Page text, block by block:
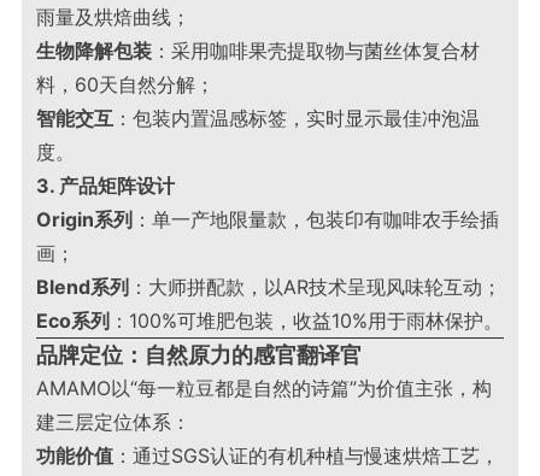
雨量及烘焙曲线；
生物降解包装 ：采用咖啡果壳提取物与菌丝体复合材
料，60天自然分解；
智能交互 ：包装内置温感标签，实时显示最佳冲泡温
度。
3. 产品矩阵设计
Origin系列 ：单一产地限量款，包装印有咖啡农手绘插
画；
Blend系列 ：大师拼配款，以AR技术呈现风味轮互动；
Eco系列 ：100%可堆肥包装，收益10%用于雨林保护。
品牌定位：自然原力的感官翻译官
AMAMO以“每一粒豆都是自然的诗篇”为价值主张，构
建三层定位体系：
功能价值 ：通过SGS认证的有机种植与慢速烘焙工艺，